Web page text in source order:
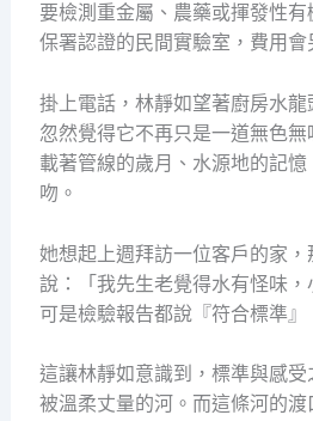
要檢測重金屬、農藥或揮發性
保署認證的民間實驗室，費用會
掛上電話，林靜如望著廚房水龍
忽然覺得它不再只是一道無色
載著管線的歲月、水源地的記
吻。
她想起上週拜訪一位客戶的家
說：「我先生老覺得水有怪味，
可是檢驗報告都說『符合標準』
這讓林靜如意識到，標準與感
被溫柔丈量的河。而這條河的渡